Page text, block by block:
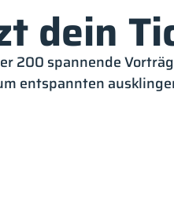
dein
200 spannende
entspannten